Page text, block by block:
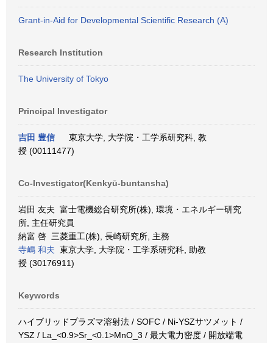
Grant-in-Aid for Developmental Scientific Research (A)
Research Institution
The University of Tokyo
Principal Investigator
吉田 豊信
東京大学, 大学院・工学系研究科, 教
授 (00111477)
Co-Investigator(Kenkyū-buntansha)
岩田 友夫 富士電機総合研究所(株), 環境・エネルギー研究
所, 主任研究員
納富 啓 三菱重工(株), 長崎研究所, 主務
寺嶋 和夫 東京大学, 大学院・工学系研究科, 助教
授 (30176911)
Keywords
ハイブリッドプラズマ溶射法 / SOFC / Ni-YSZサツメット /
YSZ / La_<0.9>Sr_<0.1>MnO_3 / 最大電力密度 / 開放端電